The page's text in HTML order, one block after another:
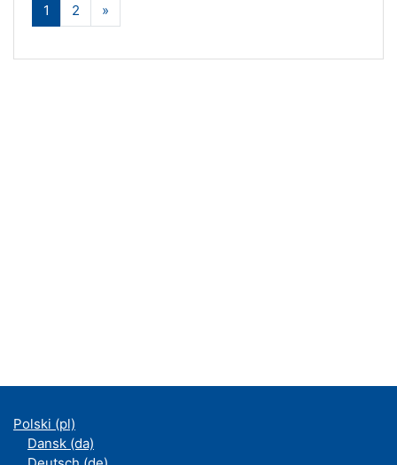
1 (bieżący)
2 »
Polski ‎(pl)‎
Dansk ‎(da)‎